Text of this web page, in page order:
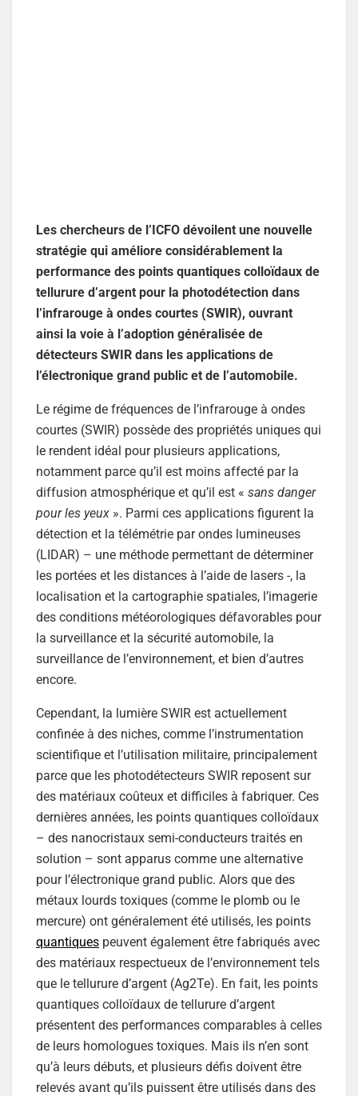
Les chercheurs de l’ICFO dévoilent une nouvelle
stratégie qui améliore considérablement la
performance des points quantiques colloïdaux de
tellurure d’argent pour la photodétection dans
l’infrarouge à ondes courtes (SWIR), ouvrant
ainsi la voie à l’adoption généralisée de
détecteurs SWIR dans les applications de
l’électronique grand public et de l’automobile.
Le régime de fréquences de l’infrarouge à ondes
courtes (SWIR) possède des propriétés uniques qui
le rendent idéal pour plusieurs applications,
notamment parce qu’il est moins affecté par la
diffusion atmosphérique et qu’il est « sans danger
pour les yeux ». Parmi ces applications figurent la
détection et la télémétrie par ondes lumineuses
(LIDAR) – une méthode permettant de déterminer
les portées et les distances à l’aide de lasers -, la
localisation et la cartographie spatiales, l’imagerie
des conditions météorologiques défavorables pour
la surveillance et la sécurité automobile, la
surveillance de l’environnement, et bien d’autres
encore.
Cependant, la lumière SWIR est actuellement
confinée à des niches, comme l’instrumentation
scientifique et l’utilisation militaire, principalement
parce que les photodétecteurs SWIR reposent sur
des matériaux coûteux et difficiles à fabriquer. Ces
dernières années, les points quantiques colloïdaux
– des nanocristaux semi-conducteurs traités en
solution – sont apparus comme une alternative
pour l’électronique grand public. Alors que des
métaux lourds toxiques (comme le plomb ou le
mercure) ont généralement été utilisés, les points
quantiques peuvent également être fabriqués avec
des matériaux respectueux de l’environnement tels
que le tellurure d’argent (Ag2Te). En fait, les points
quantiques colloïdaux de tellurure d’argent
présentent des performances comparables à celles
de leurs homologues toxiques. Mais ils n’en sont
qu’à leurs débuts, et plusieurs défis doivent être
relevés avant qu’ils puissent être utilisés dans des